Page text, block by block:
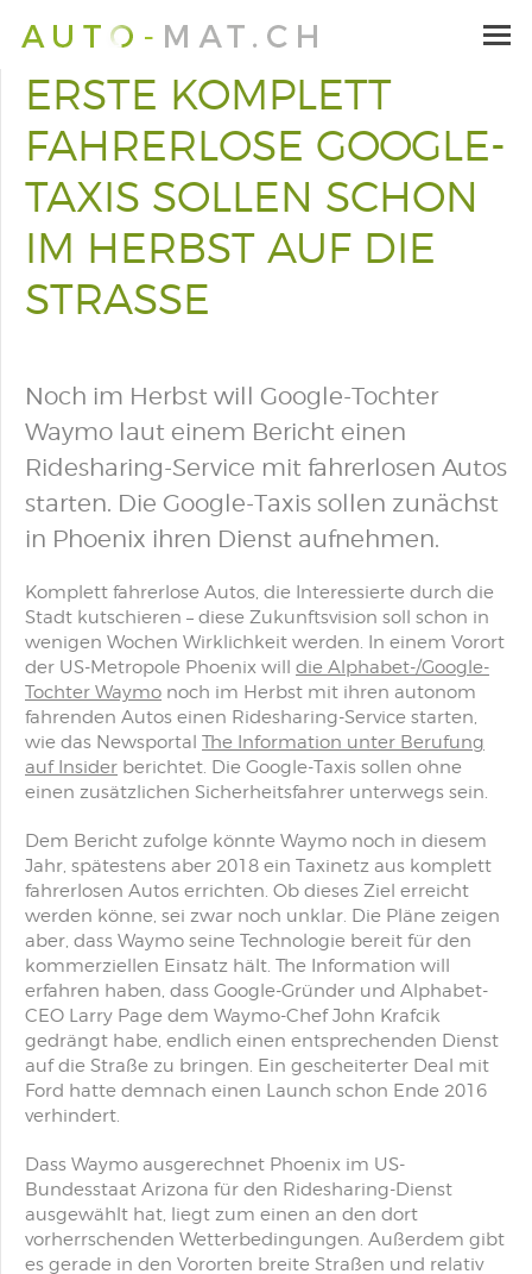
ERSTE KOMPLETT
FAHRERLOSE GOOGLE-
TAXIS SOLLEN SCHON
IM HERBST AUF DIE
STRASSE
Noch im Herbst will Google-Tochter
Waymo laut einem Bericht einen
Ridesharing-Service mit fahrerlosen Autos
starten. Die Google-Taxis sollen zunächst
in Phoenix ihren Dienst aufnehmen.
Komplett fahrerlose Autos, die Interessierte durch die
Stadt kutschieren – diese Zukunftsvision soll schon in
wenigen Wochen Wirklichkeit werden. In einem Vorort
der US-Metropole Phoenix will die Alphabet-/Google-
Tochter Waymo noch im Herbst mit ihren autonom
fahrenden Autos einen Ridesharing-Service starten,
wie das Newsportal The Information unter Berufung
auf Insider berichtet. Die Google-Taxis sollen ohne
einen zusätzlichen Sicherheitsfahrer unterwegs sein.
Dem Bericht zufolge könnte Waymo noch in diesem
Jahr, spätestens aber 2018 ein Taxinetz aus komplett
fahrerlosen Autos errichten. Ob dieses Ziel erreicht
werden könne, sei zwar noch unklar. Die Pläne zeigen
aber, dass Waymo seine Technologie bereit für den
kommerziellen Einsatz hält. The Information will
erfahren haben, dass Google-Gründer und Alphabet-
CEO Larry Page dem Waymo-Chef John Krafcik
gedrängt habe, endlich einen entsprechenden Dienst
auf die Straße zu bringen. Ein gescheiterter Deal mit
Ford hatte demnach einen Launch schon Ende 2016
verhindert.
Dass Waymo ausgerechnet Phoenix im US-
Bundesstaat Arizona für den Ridesharing-Dienst
ausgewählt hat, liegt zum einen an den dort
vorherrschenden Wetterbedingungen. Außerdem gibt
es gerade in den Vororten breite Straßen und relativ